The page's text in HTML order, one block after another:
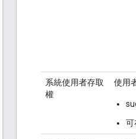
系統使用者存取
權
使用
可